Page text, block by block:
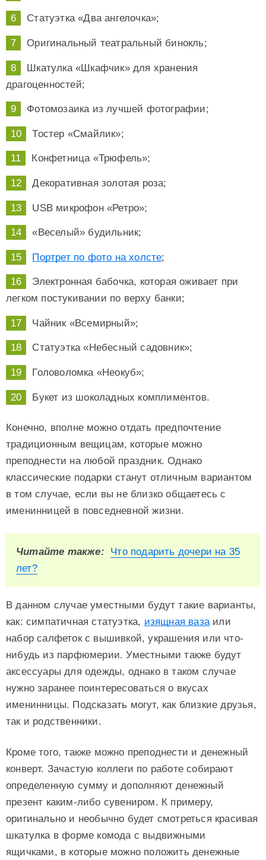
Статуэтка «Два ангелочка»;
Оригинальный театральный бинокль;
Шкатулка «Шкафчик» для хранения
драгоценностей;
Фотомозаика из лучшей фотографии;
Тостер «Смайлик»;
Конфетница «Трюфель»;
Декоративная золотая роза;
USB микрофон «Ретро»;
«Веселый» будильник;
Портрет по фото на холсте;
Электронная бабочка, которая оживает при
легком постукивании по верху банки;
Чайник «Всемирный»;
Статуэтка «Небесный садовник»;
Головоломка «Неокуб»;
Букет из шоколадных комплиментов.
Конечно, вполне можно отдать предпочтение
традиционным вещицам, которые можно
преподнести на любой праздник. Однако
классические подарки станут отличным вариантом
в том случае, если вы не близко общаетесь с
именинницей в повседневной жизни.
Читайте также:
Что подарить дочери на 35
лет?
В данном случае уместными будут такие варианты,
как: симпатичная статуэтка, изящная вазаили
набор салфеток с вышивкой, украшения или что-
нибудь из парфюмерии. Уместными также будут
аксессуары для одежды, однако в таком случае
нужно заранее поинтересоваться о вкусах
именинницы. Подсказать могут, как близкие друзья,
так и родственники.
Кроме того, также можно преподнести и денежный
конверт. Зачастую коллеги по работе собирают
определенную сумму и дополняют денежный
презент каким-либо сувениром. К примеру,
оригинально и необычно будет смотреться красивая
шкатулка в форме комода с выдвижными
ящичками, в которые можно положить денежные